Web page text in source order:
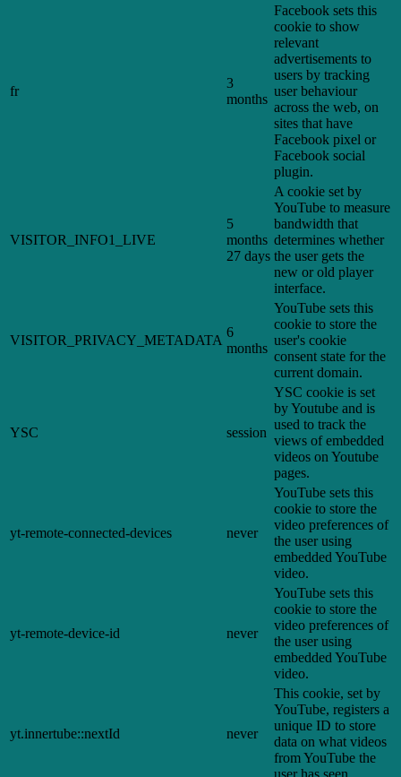
fr
3
months
Facebook sets this
cookie to show
relevant
advertisements to
users by tracking
user behaviour
across the web, on
sites that have
Facebook pixel or
Facebook social
plugin.
VISITOR_INFO1_LIVE
5
months
27 days
A cookie set by
YouTube to measure
bandwidth that
determines whether
the user gets the
new or old player
interface.
VISITOR_PRIVACY_METADATA
6
months
YouTube sets this
cookie to store the
user's cookie
consent state for the
current domain.
YSC session
YSC cookie is set
by Youtube and is
used to track the
views of embedded
videos on Youtube
pages.
yt-remote-connected-devices never
YouTube sets this
cookie to store the
video preferences of
the user using
embedded YouTube
video.
yt-remote-device-id never
YouTube sets this
cookie to store the
video preferences of
the user using
embedded YouTube
video.
yt.innertube::nextId never
This cookie, set by
YouTube, registers a
unique ID to store
data on what videos
from YouTube the